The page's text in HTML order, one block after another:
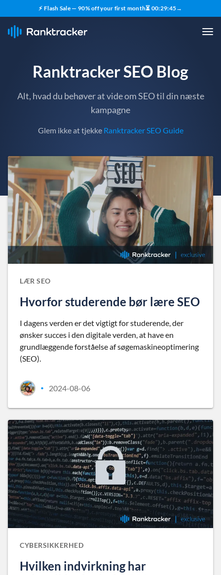
⚡ Flash Sale — 90% off your first month⏳ 00:29:43→
Ranktracker SEO Blog
Alt, hvad du behøver at vide om SEO til din næste
kampagne
Glem ikke at tjekke Ranktracker SEO Guide
LÆR SEO
Hvorfor studerende bør lære SEO
I dagens verden er det vigtigt for studerende, der
ønsker succes i den digitale verden, at have en
grundlæggende forståelse af søgemaskineoptimering
(SEO).
• 2024-08-06
CYBERSIKKERHED
Hvilken indvirkning har